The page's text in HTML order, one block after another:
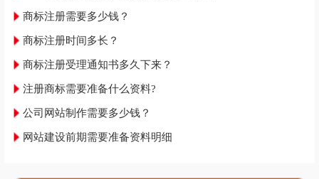
商标注册需要多少钱？
商标注册时间多长？
商标注册受理通知书多久下来？
注册商标需要准备什么资料?
公司网站制作需要多少钱？
网站建设前期需要准备资料明细